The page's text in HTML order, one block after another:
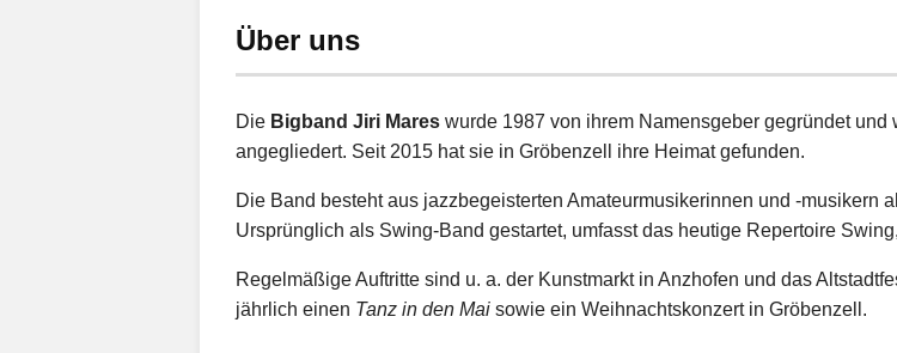
Über uns
Die Bigband Jiri Mares wurde 1987 von ihrem Namensgeber gegründet
angegliedert. Seit 2015 hat sie in Gröbenzell ihre Heimat gefunden.
Die Band besteht aus jazzbegeisterten Amateurmusikerinnen und -musikern
Ursprünglich als Swing-Band gestartet, umfasst das heutige Repertoire
Regelmäßige Auftritte sind u. a. der Kunstmarkt in Anzhofen und das
jährlich einen Tanz in den Mai sowie ein Weihnachtskonzert in Gröbenzell.